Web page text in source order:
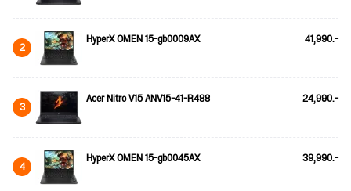
2 HyperX OMEN 15-gb0009AX 41,990.-
3 Acer Nitro V15 ANV15-41-R488 24,990.-
4 HyperX OMEN 15-gb0045AX 39,990.-